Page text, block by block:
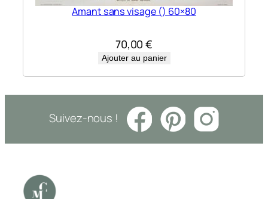
Amant sans visage () 60×80
70,00€
Ajouter au panier
Suivez-nous !